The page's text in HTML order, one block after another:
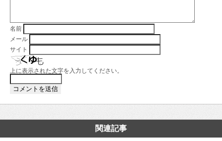
名前
メール
サイト
上に表示された文字を入力してください。
関連記事